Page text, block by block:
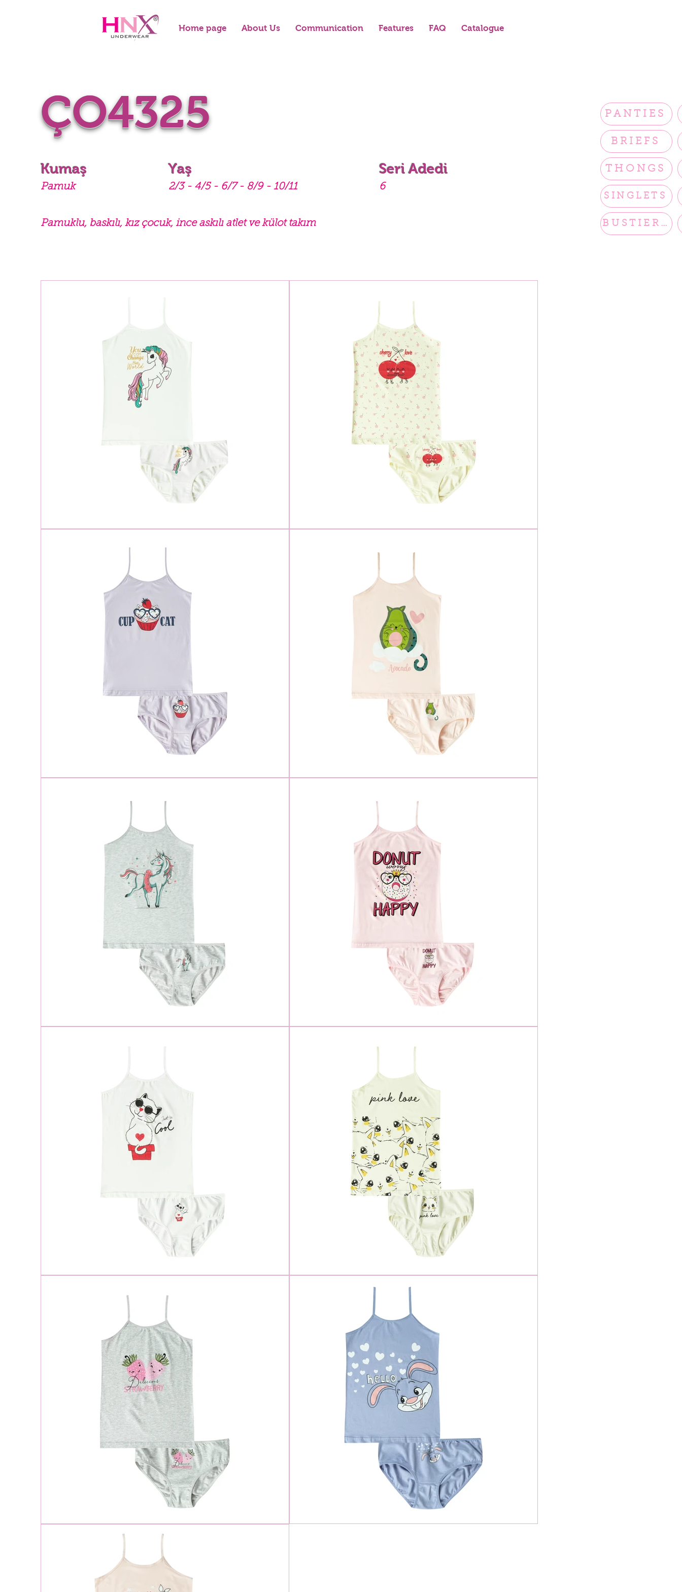
Home page About Us Communication Features FAQ Catalogue
ÇO4325
Kumaş
Pamuk
Yaş
2/3 - 4/5 - 6/7 - 8/9 - 10/11
Seri Adedi
6
Pamuklu, baskılı, kız çocuk, ince askılı atlet ve külot takım
BRIEFS
PANTIES
THONGS
SINGLETS
BUSTIERS